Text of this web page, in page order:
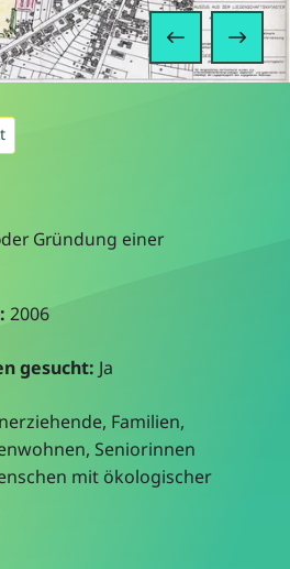
Gründung einer
2006
gesucht: Ja
Familien,
Seniorinnen
mit ökologischer
Vorheriger